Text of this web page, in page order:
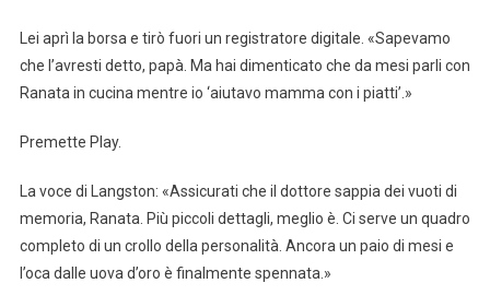
Lei aprì la borsa e tirò fuori un registratore digitale. «Sapevamo
che l’avresti detto, papà. Ma hai dimenticato che da mesi parli con
Ranata in cucina mentre io ‘aiutavo mamma con i piatti’.»
Premette Play.
La voce di Langston: «Assicurati che il dottore sappia dei vuoti di
memoria, Ranata. Più piccoli dettagli, meglio è. Ci serve un quadro
completo di un crollo della personalità. Ancora un paio di mesi e
l’oca dalle uova d’oro è finalmente spennata.»